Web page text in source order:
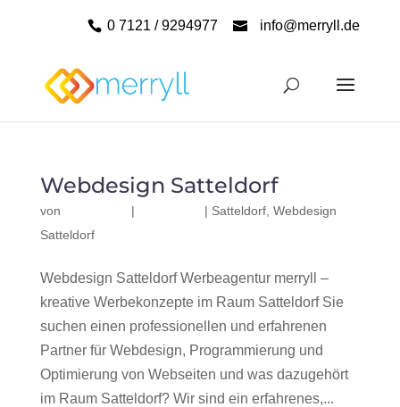
0 7121 / 9294977 info@merryll.de
Webdesign Satteldorf
von | | Satteldorf, Webdesign
Satteldorf
Webdesign Satteldorf Werbeagentur merryll –
kreative Werbekonzepte im Raum Satteldorf Sie
suchen einen professionellen und erfahrenen
Partner für Webdesign, Programmierung und
Optimierung von Webseiten und was dazugehört
im Raum Satteldorf? Wir sind ein erfahrenes,...